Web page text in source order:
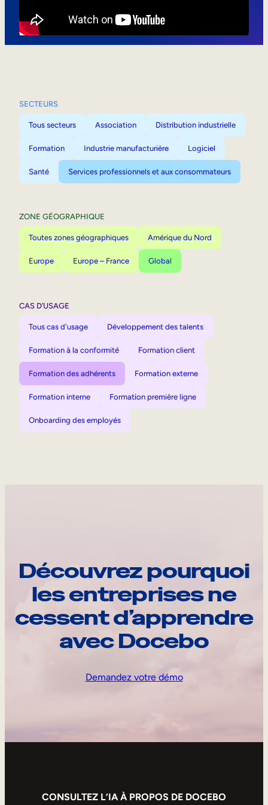
SECTEURS
Tous secteurs Association Distribution industrielle
Formation Industrie manufacturière Logiciel
Santé Services professionnels et aux consommateurs
ZONE GÉOGRAPHIQUE
Toutes zones géographiques Amérique du Nord
Europe Europe – France Global
CAS D’USAGE
Tous cas d'usage Développement des talents
Formation à la conformité Formation client
Formation des adhérents Formation externe
Formation interne Formation première ligne
Onboarding des employés
Découvrez pourquoi
les entreprises ne
cessent d’apprendre
avec Docebo
Demandez votre démo
CONSULTEZ L’IA À PROPOS DE DOCEBO